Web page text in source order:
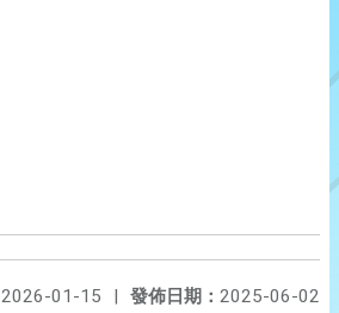
發佈日期： 2025-06-02
2026-01-15
|